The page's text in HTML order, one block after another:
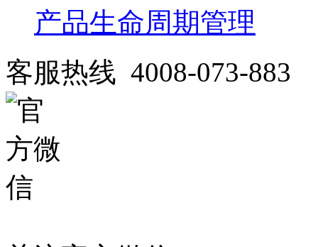
产品生命周期管理
客服热线 4008-073-883